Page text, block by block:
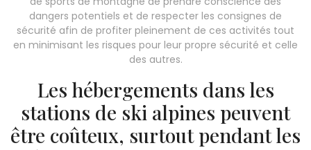
dangers potentiels et de respecter les consignes de
sécurité afin de profiter pleinement de ces activités tout
en minimisant les risques pour leur propre sécurité et celle
des autres.
Les hébergements dans les
stations de ski alpines peuvent
être coûteux, surtout pendant les